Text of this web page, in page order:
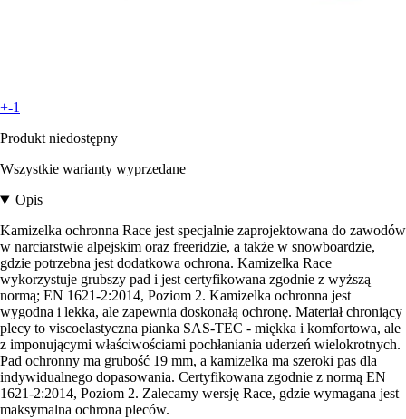
+-1
Produkt niedostępny
Wszystkie warianty wyprzedane
Opis
Kamizelka ochronna Race jest specjalnie zaprojektowana do zawodów
w narciarstwie alpejskim oraz freeridzie, a także w snowboardzie,
gdzie potrzebna jest dodatkowa ochrona. Kamizelka Race
wykorzystuje grubszy pad i jest certyfikowana zgodnie z wyższą
normą; EN 1621-2:2014, Poziom 2. Kamizelka ochronna jest
wygodna i lekka, ale zapewnia doskonałą ochronę. Materiał chroniący
plecy to viscoelastyczna pianka SAS-TEC - miękka i komfortowa, ale
z imponującymi właściwościami pochłaniania uderzeń wielokrotnych.
Pad ochronny ma grubość 19 mm, a kamizelka ma szeroki pas dla
indywidualnego dopasowania. Certyfikowana zgodnie z normą EN
1621-2:2014, Poziom 2. Zalecamy wersję Race, gdzie wymagana jest
maksymalna ochrona pleców.